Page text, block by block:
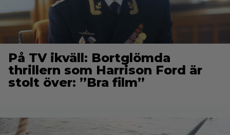
På TV ikväll: Bortglömda
thrillern som Harrison Ford är
stolt över: ”Bra film”